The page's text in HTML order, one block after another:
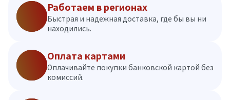
Работаем в регионах
Быстрая и надежная доставка, где бы вы ни
находились.
Оплата картами
Оплачивайте покупки банковской картой без
комиссий.